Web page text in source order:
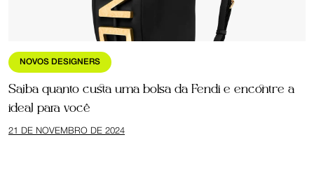
NOVOS DESIGNERS
Saiba quanto custa uma bolsa da Fendi e encontre a
ideal para você
21 DE NOVEMBRO DE 2024